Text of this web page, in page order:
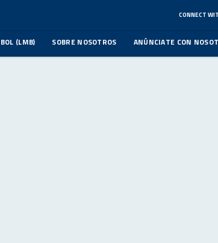
CONNECT
(LMB) SOBRE NOSOTROS ANÚNCIATE CON